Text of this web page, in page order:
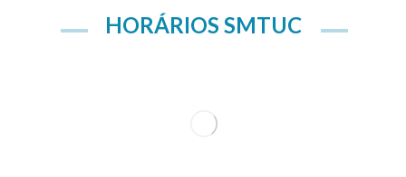
HORÁRIOS SMTUC